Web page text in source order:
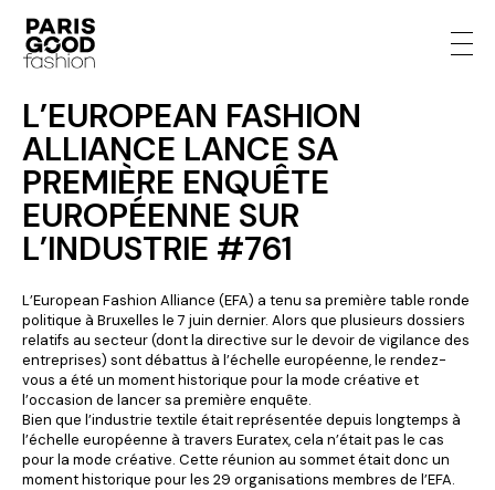
L’EUROPEAN FASHION
ALLIANCE LANCE SA
PREMIÈRE ENQUÊTE
EUROPÉENNE SUR
L’INDUSTRIE #761
L’European Fashion Alliance (EFA) a tenu sa première table ronde
politique à Bruxelles le 7 juin dernier. Alors que plusieurs dossiers
relatifs au secteur (dont la directive sur le devoir de vigilance des
entreprises) sont débattus à l’échelle européenne, le rendez-
vous a été un moment historique pour la mode créative et
l’occasion de lancer sa première enquête.
Bien que l’industrie textile était représentée depuis longtemps à
l’échelle européenne à travers Euratex, cela n’était pas le cas
pour la mode créative. Cette réunion au sommet était donc un
moment historique pour les 29 organisations membres de l’EFA.